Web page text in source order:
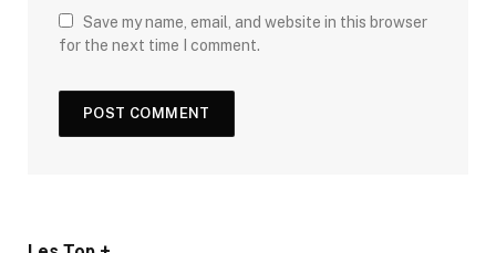
Save my name, email, and website in this browser
for the next time I comment.